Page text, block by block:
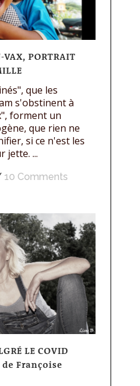
VAX, PORTRAIT
que les
s'obstinent à
forment un
que rien ne
si ce n'est les
jette. ...
10 Comments
LE COVID
Françoise